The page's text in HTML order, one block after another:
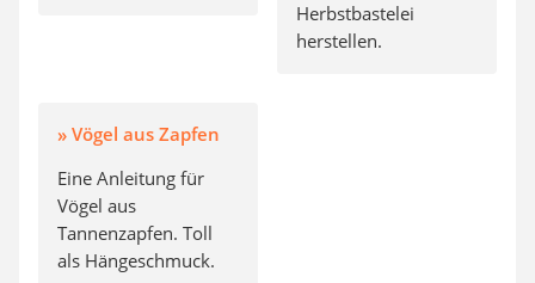
Herbstbastelei
herstellen.
» Vögel aus Zapfen
Eine Anleitung für
Vögel aus
Tannenzapfen. Toll
als Hängeschmuck.